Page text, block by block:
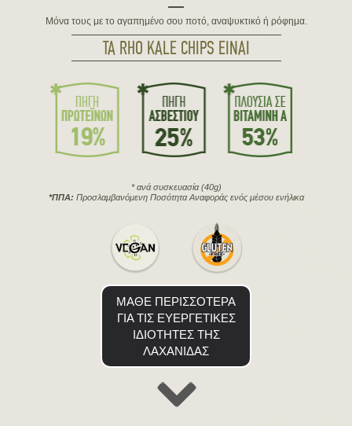
Μόνα τους με το αγαπημένο σου ποτό, αναψυκτικό ή ρόφημα.
ΤΑ RHO KALE CHIPS ΕΙΝΑΙ
* ανά συσκευασία (40g)
*ΠΠΑ: Προσλαμβανόμενη Ποσότητα Αναφοράς ενός μέσου ενήλικα
ΜΑΘΕ ΠΕΡΙΣΣΟΤΕΡΑ
ΓΙΑ ΤΙΣ ΕΥΕΡΓΕΤΙΚΕΣ
ΙΔΙΟΤΗΤΕΣ ΤΗΣ
ΛΑΧΑΝΙΔΑΣ